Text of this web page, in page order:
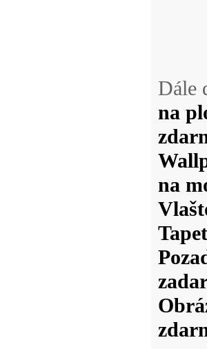
Dále
na
na